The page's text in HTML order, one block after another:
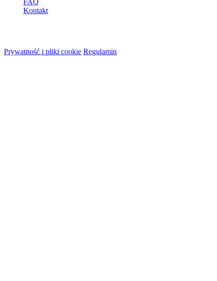
FAQ
Kontakt
Prywatność i pliki cookie Regulamin